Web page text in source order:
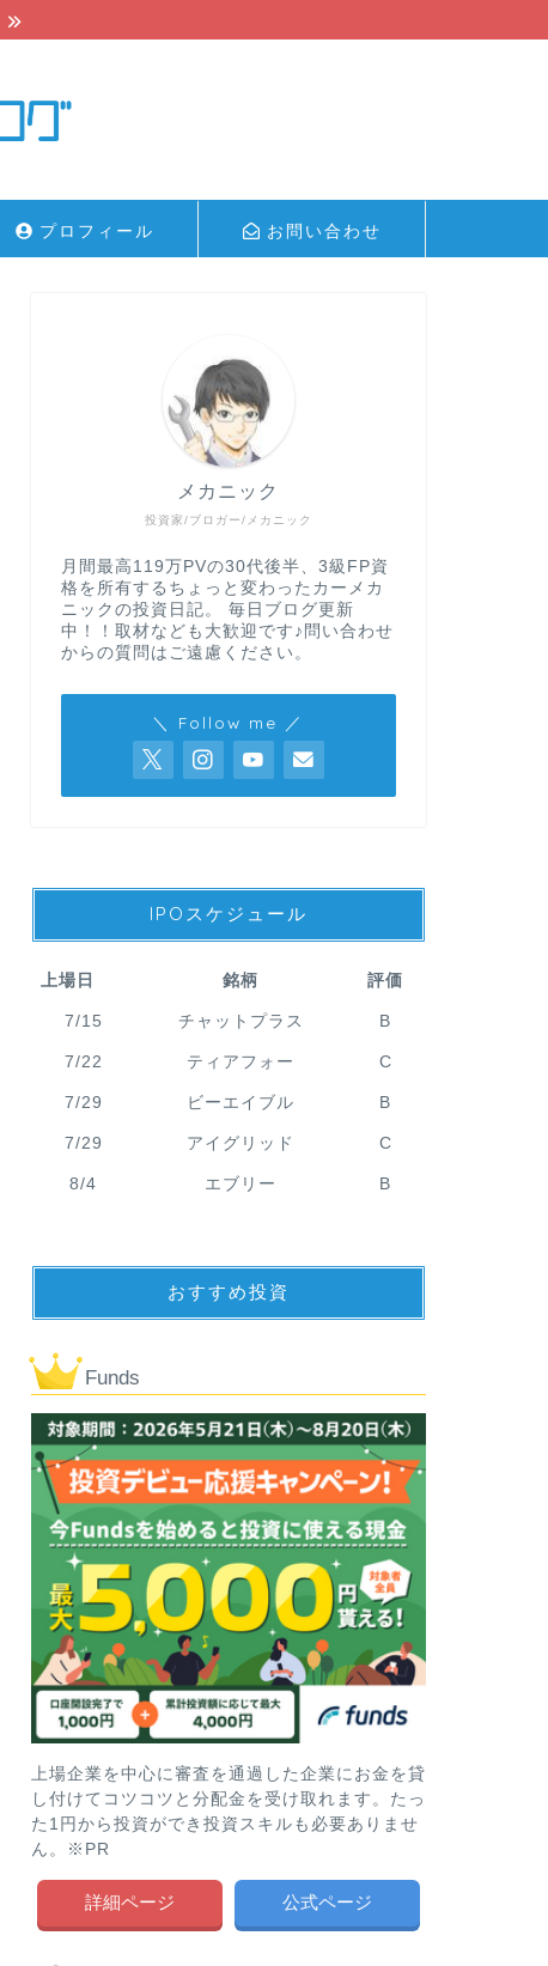
プロフィール お問い合わせ
投資家/ブロガー/メカニック
メカニック
月間最高119万PVの30代後半、3級FP資
格を所有するちょっと変わったカーメカ
ニックの投資日記。 毎日ブログ更新
中！！取材なども大歓迎です♪問い合わせ
からの質問はご遠慮ください。
＼ Follow me ／
IPOスケジュール
上場日 銘柄 評価
7/15 チャットプラス B
7/22 ティアフォー C
7/29 ビーエイブル B
7/29 アイグリッド C
8/4 エブリー B
おすすめ投資
Funds
上場企業を中心に審査を通過した企業にお金を貸
し付けてコツコツと分配金を受け取れます。たっ
た1円から投資ができ投資スキルも必要ありませ
ん。※PR
詳細ページ 公式ページ